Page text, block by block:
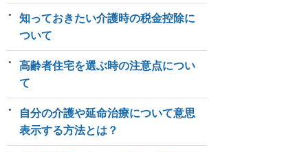
知っておきたい介護時の税金控除に
ついて
高齢者住宅を選ぶ時の注意点につい
て
自分の介護や延命治療について意思
表示する方法とは？